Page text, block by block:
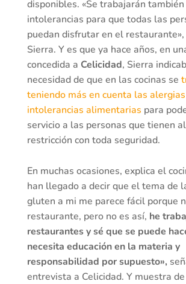
disponibles. «Se trabajarán
intolerancias para que todas las
puedan disfrutar en el
Sierra. Y es que ya hace años, en
concedida a Celicidad, Sierra
necesidad de que en las cocinas se
teniendo más en cuenta las
intolerancias alimentarias para
servicio a las personas que tienen
restricción con toda seguridad.
En muchas ocasiones, explica el
han llegado a decir que el tema de
gluten a mi me parece fácil porque
restaurante, pero no es así, he
restaurantes y sé que se puede
necesita educación en la materia y
responsabilidad por supuesto»,
entrevista a Celicidad. Y muestra